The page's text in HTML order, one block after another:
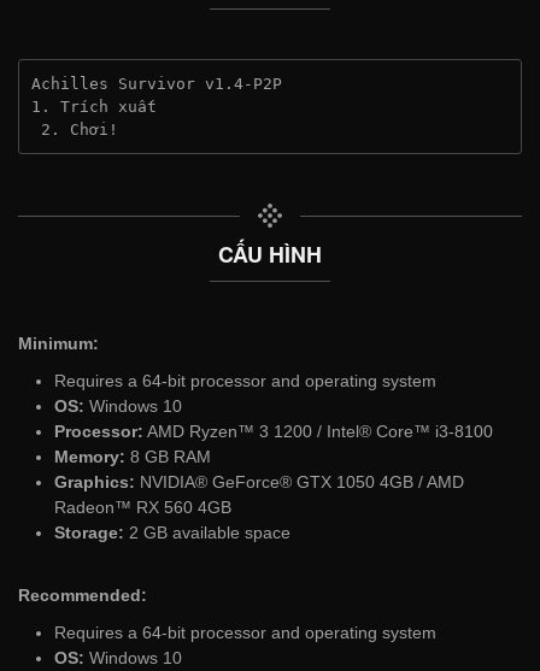
Achilles Survivor v1.4-P2P
1. Trích xuất
2. Chơi!
CẤU HÌNH
Minimum:
Requires a 64-bit processor and operating system
OS: Windows 10
Processor: AMD Ryzen™ 3 1200 / Intel® Core™ i3-8100
Memory: 8 GB RAM
Graphics: NVIDIA® GeForce® GTX 1050 4GB / AMD
Radeon™ RX 560 4GB
Storage: 2 GB available space
Recommended:
Requires a 64-bit processor and operating system
OS: Windows 10